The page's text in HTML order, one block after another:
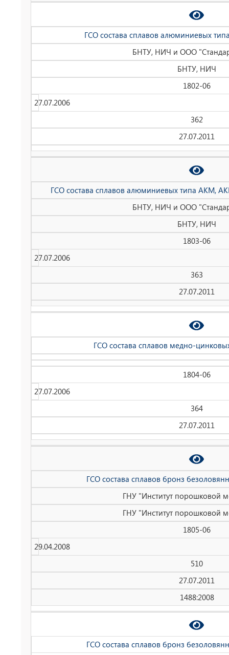
ГСО состава сплавов алюминиевых
БНТУ, НИЧ и ООО
БНТУ, НИЧ
1802-06
27.07.2006
362
27.07.2011
ГСО состава сплавов алюминиевых типа АКМ,
БНТУ, НИЧ и ООО
БНТУ, НИЧ
1803-06
27.07.2006
363
27.07.2011
ГСО состава сплавов медно-
1804-06
27.07.2006
364
27.07.2011
ГСО состава сплавов бронз
ГНУ "Институт порошковой
ГНУ "Институт порошковой
1805-06
29.04.2008
510
27.07.2011
1488:2008
ГСО состава сплавов бронз